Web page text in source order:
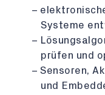
Systeme
prüfen und
Sensoren,
und